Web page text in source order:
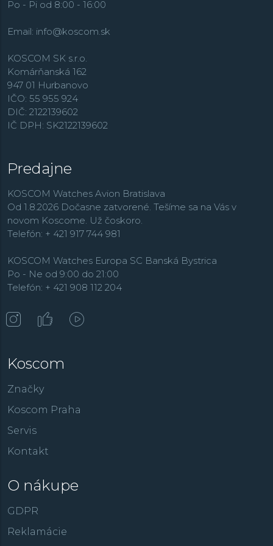
Po - Pi od 8:00 - 16:00
Email: info@koscom.sk
KOSCOM SK s.r.o.
Komárňanská 162
947 01 Hurbanovo
IČO: 55 955 924
DIČ: 2122139602
IČ DPH: SK2122139602
Predajne
KOSCOM Watches Avion Bratislava
Od 1.8.2026 Dočasne zatvorené. Tešíme sa na Vás v
novom Koscome. Už čoskoro.
Telefón: + 421 917 744 981
KOSCOM Watches Europa SC Banská Bystrica
Po - Ne od 9:00 do 21:00
Telefón: + 421 908 112 204
Koscom
Značky
Koscom Praha
Servis
Kontakt
O nákupe
GDPR
Reklamácie